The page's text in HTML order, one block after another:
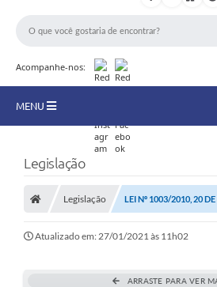
Acompanhe-nos:
MENU
Secretarias
Editais
Telefones Úteis
Legislação
Legislação LEI Nº 1003/2010, 20
Atualizado em: 27/01/2021 às 11h02
ARRASTE PARA VER